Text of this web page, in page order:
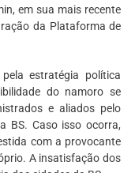
em sua mais recente
da Plataforma de
estratégia política
do namoro se
e aliados pelo
BS. Caso isso ocorra,
com a provocante
A insatisfação dos